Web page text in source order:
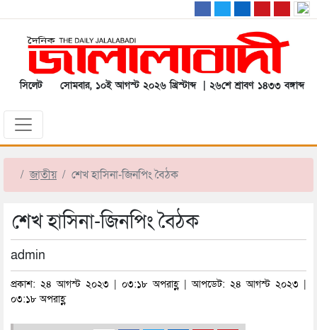
সিলেট সোমবার, ১০ই আগস্ট ২০২৬ খ্রিস্টাব্দ | ২৬শে শ্রাবণ ১৪৩৩ বঙ্গাব্দ
জাতীয় শেখ হাসিনা-জিনপিং বৈঠক
শেখ হাসিনা-জিনপিং বৈঠক
admin
প্রকাশ: ২৪ আগস্ট ২০২৩ | ০৩:১৮ অপরাহ্ণ | আপডেট: ২৪ আগস্ট ২০২৩ |
০৩:১৮ অপরাহ্ণ